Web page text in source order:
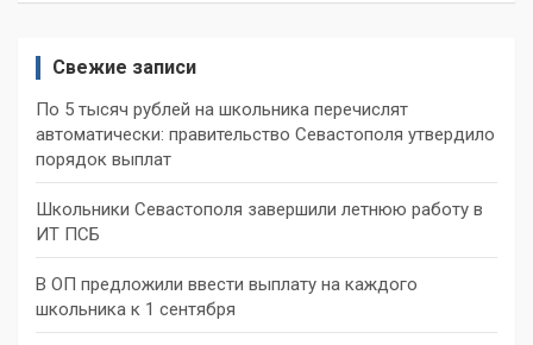
Свежие записи
По 5 тысяч рублей на школьника перечислят
автоматически: правительство Севастополя утвердило
порядок выплат
Школьники Севастополя завершили летнюю работу в
ИТ ПСБ
В ОП предложили ввести выплату на каждого
школьника к 1 сентября